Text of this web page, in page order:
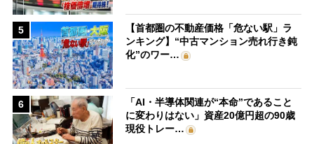
5
【首都圏の不動産価格「危ない駅」ラ
ンキング】“中古マンション売れ行き鈍
化”のワー…
6
「AI・半導体関連が“本命”であること
に変わりはない」資産20億円超の90歳
現役トレー…